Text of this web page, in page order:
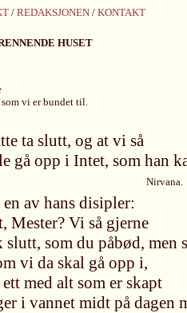
/ REDAKSJONEN / KONTAKT
HUSET
vi er bundet til.
ta slutt, og at vi så
gå opp i Intet, som han
Nirvana.
av hans disipler:
Mester? Vi så gjerne
som du påbød, men
vi da skal gå opp i,
med alt som er skapt
i vannet midt på dagen